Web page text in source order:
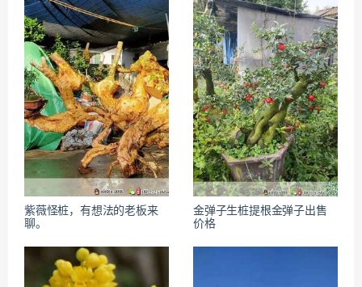
紫薇怪桩，有想法的老板来
聊。
金弹子生桩提根金弹子出售
价格